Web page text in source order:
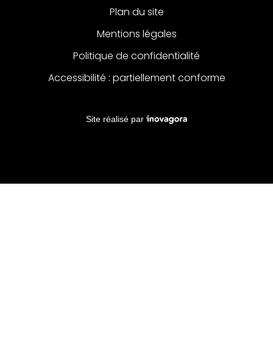
Plan du site
Mentions légales
Politique de confidentialité
Accessibilité : partiellement conforme
Site réalisé parInovagora (ouverture dans un